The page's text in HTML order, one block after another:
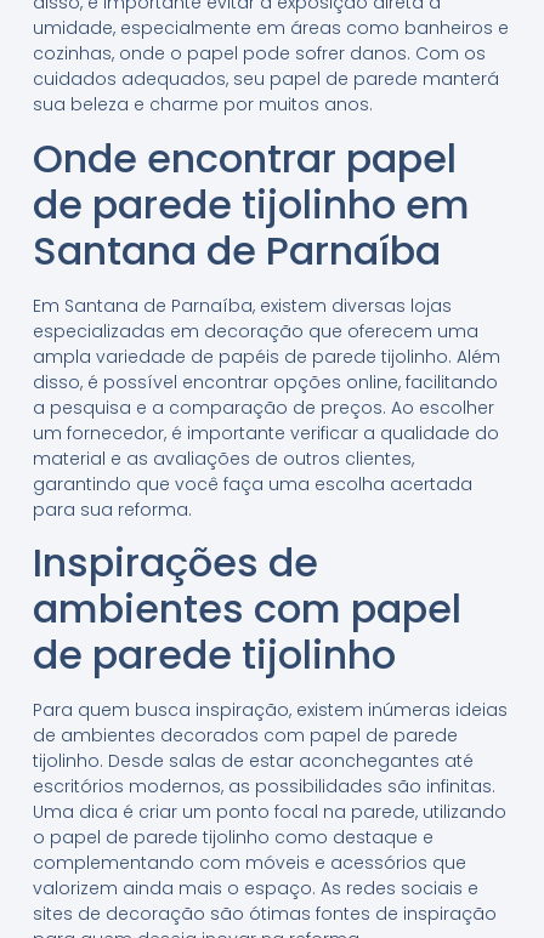
umidade, especialmente em áreas como banheiros e
cozinhas, onde o papel pode sofrer danos. Com os
cuidados adequados, seu papel de parede manterá
sua beleza e charme por muitos anos.
Onde encontrar papel
de parede tijolinho em
Santana de Parnaíba
Em Santana de Parnaíba, existem diversas lojas
especializadas em decoração que oferecem uma
ampla variedade de papéis de parede tijolinho. Além
disso, é possível encontrar opções online, facilitando
a pesquisa e a comparação de preços. Ao escolher
um fornecedor, é importante verificar a qualidade do
material e as avaliações de outros clientes,
garantindo que você faça uma escolha acertada
para sua reforma.
Inspirações de
ambientes com papel
de parede tijolinho
Para quem busca inspiração, existem inúmeras ideias
de ambientes decorados com papel de parede
tijolinho. Desde salas de estar aconchegantes até
escritórios modernos, as possibilidades são infinitas.
Uma dica é criar um ponto focal na parede, utilizando
o papel de parede tijolinho como destaque e
complementando com móveis e acessórios que
valorizem ainda mais o espaço. As redes sociais e
sites de decoração são ótimas fontes de inspiração